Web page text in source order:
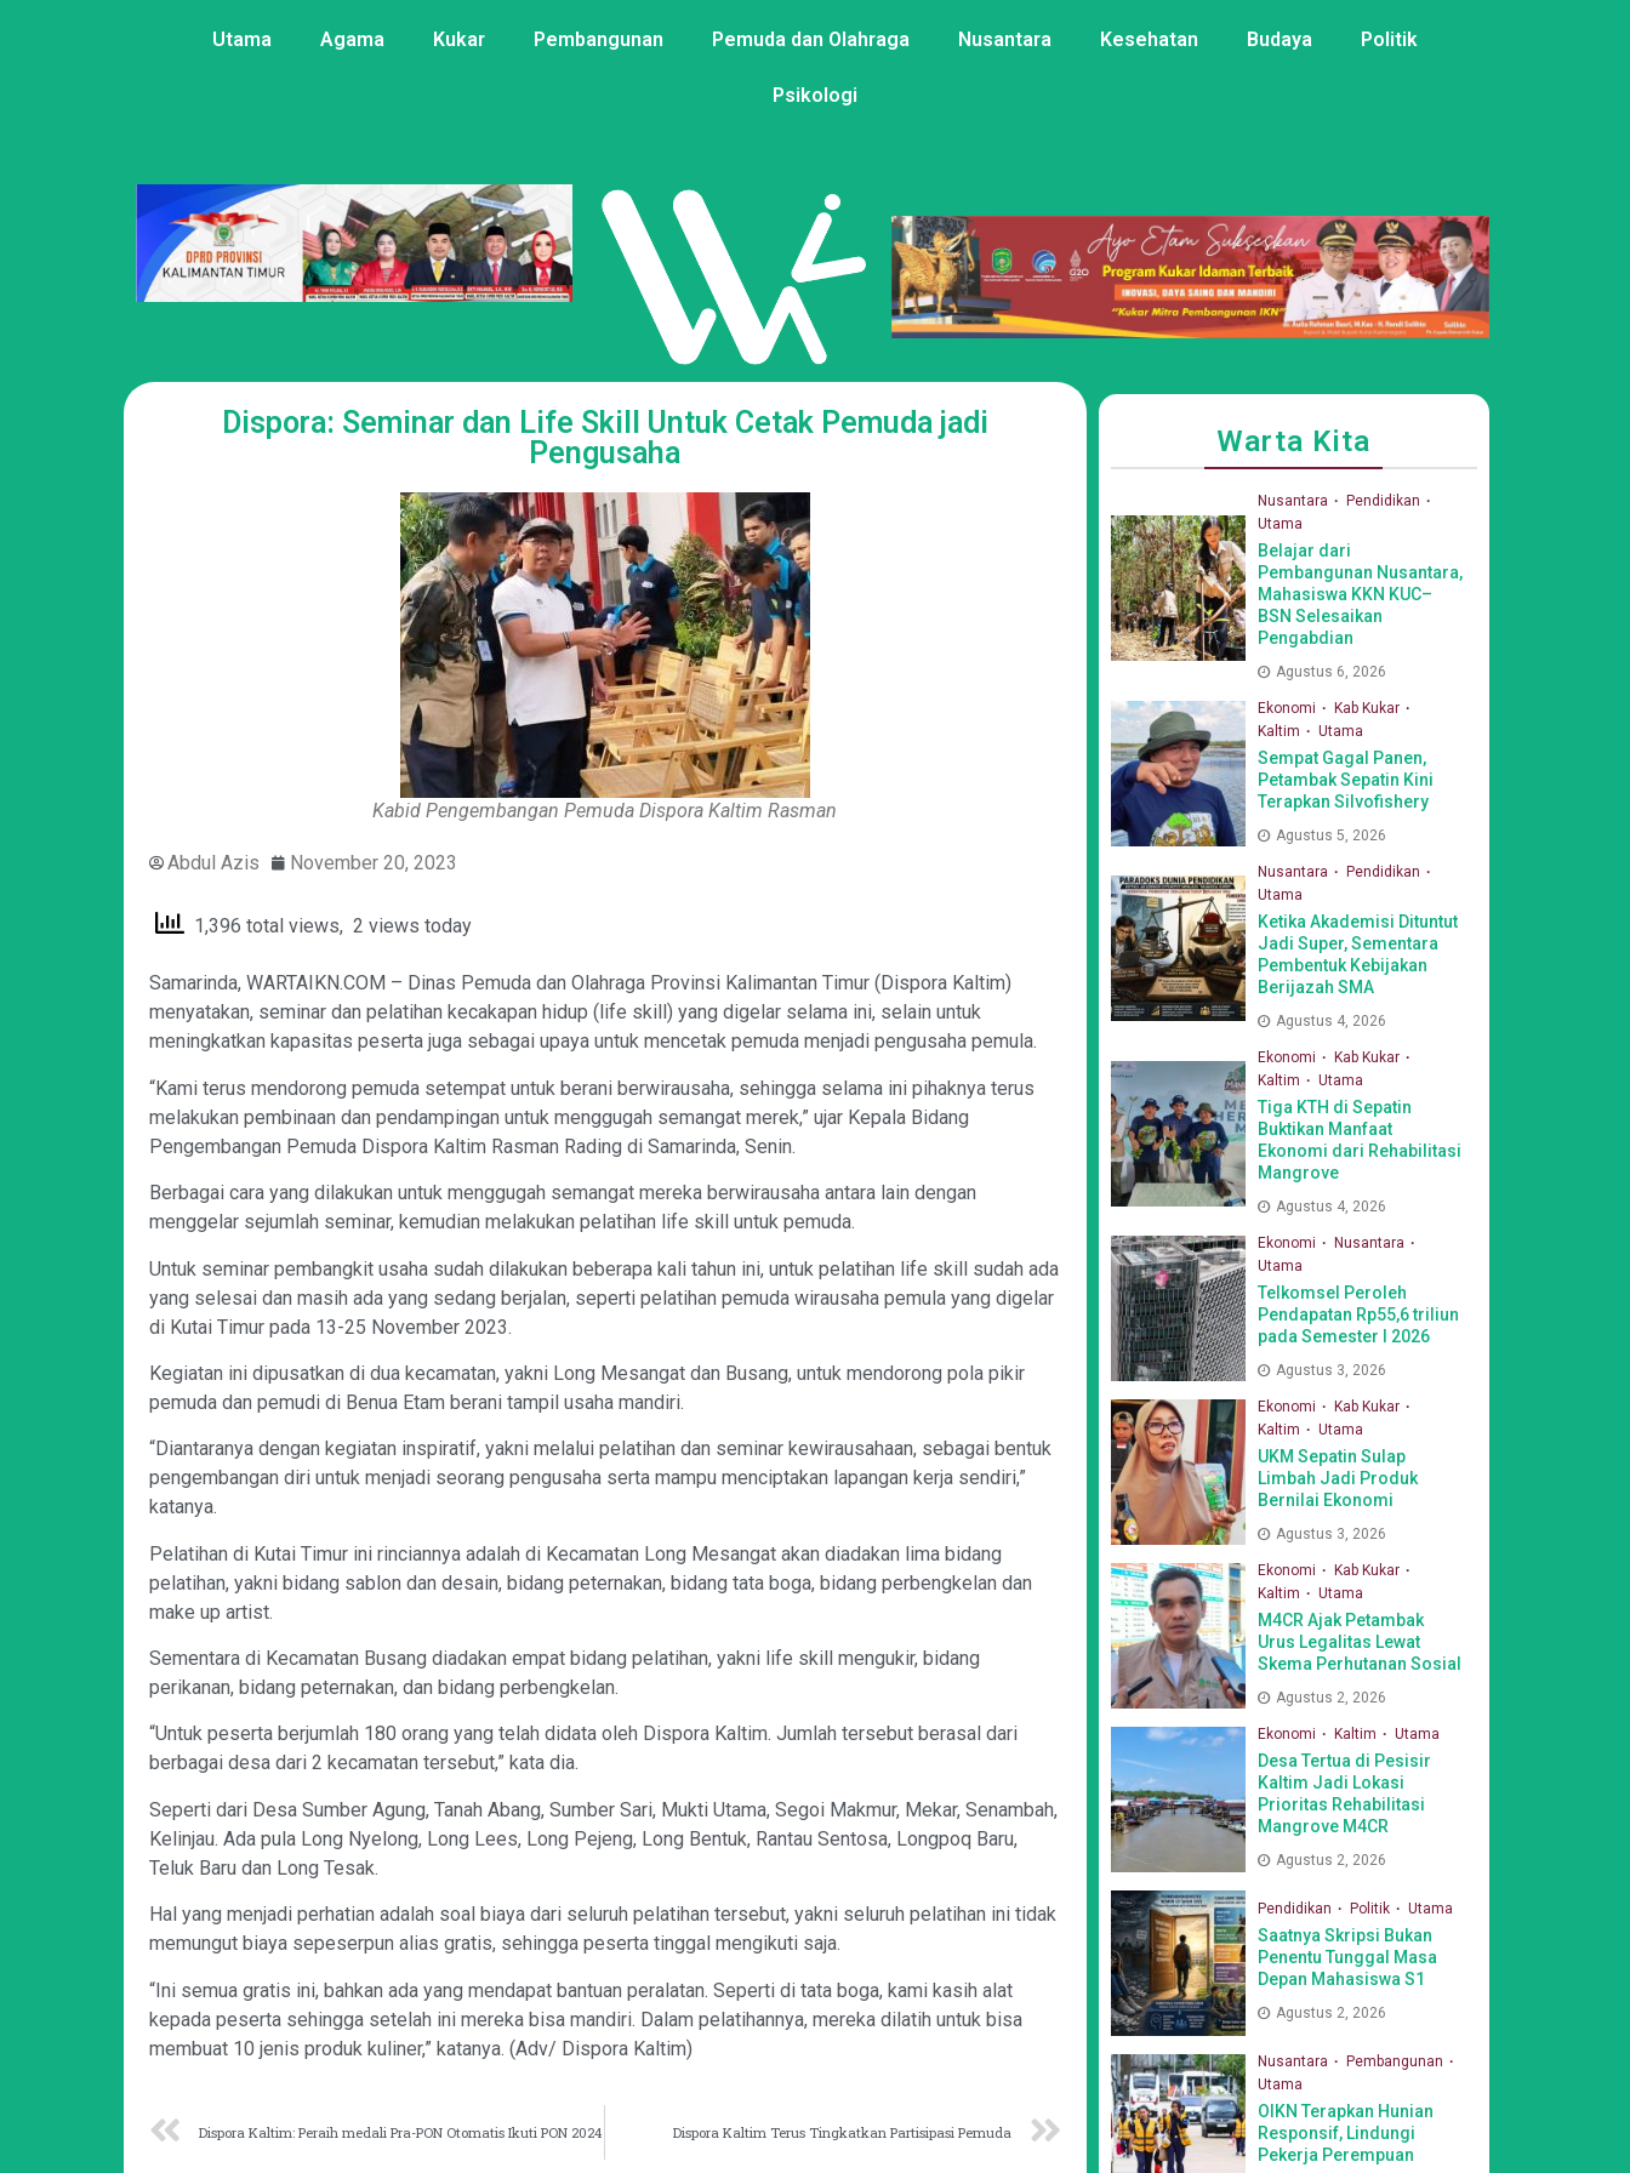
Utama Agama Kukar Pembangunan Pemuda dan Olahraga Nusantara Kesehatan Budaya Politik
Psikologi
Dispora: Seminar dan Life Skill Untuk Cetak Pemuda jadi
Pengusaha
Kabid Pengembangan Pemuda Dispora Kaltim Rasman
Abdul Azis November 20, 2023
1,396 total views, 2 views today
Samarinda, WARTAIKN.COM – Dinas Pemuda dan Olahraga Provinsi Kalimantan Timur ( Dispora Kaltim)
menyatakan, seminar dan pelatihan kecakapan hidup (life skill) yang digelar selama ini, selain untuk
meningkatkan kapasitas peserta juga sebagai upaya untuk mencetak pemuda menjadi pengusaha pemula.
“Kami terus mendorong pemuda setempat untuk berani berwirausaha, sehingga selama ini pihaknya terus
melakukan pembinaan dan pendampingan untuk menggugah semangat merek,” ujar Kepala Bidang
Pengembangan Pemuda Dispora Kaltim Rasman Rading di Samarinda, Senin.
Berbagai cara yang dilakukan untuk menggugah semangat mereka berwirausaha antara lain dengan
menggelar sejumlah seminar, kemudian melakukan pelatihan life skill untuk pemuda.
Untuk seminar pembangkit usaha sudah dilakukan beberapa kali tahun ini, untuk pelatihan life skill sudah ada
yang selesai dan masih ada yang sedang berjalan, seperti pelatihan pemuda wirausaha pemula yang digelar
di Kutai Timur pada 13-25 November 2023.
Kegiatan ini dipusatkan di dua kecamatan, yakni Long Mesangat dan Busang, untuk mendorong pola pikir
pemuda dan pemudi di Benua Etam berani tampil usaha mandiri.
“Diantaranya dengan kegiatan inspiratif, yakni melalui pelatihan dan seminar kewirausahaan, sebagai bentuk
pengembangan diri untuk menjadi seorang pengusaha serta mampu menciptakan lapangan kerja sendiri,”
katanya.
Pelatihan di Kutai Timur ini rinciannya adalah di Kecamatan Long Mesangat akan diadakan lima bidang
pelatihan, yakni bidang sablon dan desain, bidang peternakan, bidang tata boga, bidang perbengkelan dan
make up artist.
Sementara di Kecamatan Busang diadakan empat bidang pelatihan, yakni life skill mengukir, bidang
perikanan, bidang peternakan, dan bidang perbengkelan.
“Untuk peserta berjumlah 180 orang yang telah didata oleh Dispora Kaltim. Jumlah tersebut berasal dari
berbagai desa dari 2 kecamatan tersebut,” kata dia.
Seperti dari Desa Sumber Agung, Tanah Abang, Sumber Sari, Mukti Utama, Segoi Makmur, Mekar, Senambah,
Kelinjau. Ada pula Long Nyelong, Long Lees, Long Pejeng, Long Bentuk, Rantau Sentosa, Longpoq Baru,
Teluk Baru dan Long Tesak.
Hal yang menjadi perhatian adalah soal biaya dari seluruh pelatihan tersebut, yakni seluruh pelatihan ini tidak
memungut biaya sepeserpun alias gratis, sehingga peserta tinggal mengikuti saja.
“Ini semua gratis ini, bahkan ada yang mendapat bantuan peralatan. Seperti di tata boga, kami kasih alat
kepada peserta sehingga setelah ini mereka bisa mandiri. Dalam pelatihannya, mereka dilatih untuk bisa
membuat 10 jenis produk kuliner,” katanya. (Adv/ Dispora Kaltim)
Dispora Kaltim: Peraih medali Pra-PON Otomatis Ikuti PON 2024 Dispora Kaltim Terus Tingkatkan Partisipasi Pemuda
Warta Kita
Nusantara
Pendidikan
Utama
Belajar dari
Pembangunan Nusantara,
Mahasiswa KKN KUC–
BSN Selesaikan
Pengabdian
Agustus 6, 2026
Ekonomi
Kab Kukar
Kaltim
Utama
Sempat Gagal Panen,
Petambak Sepatin Kini
Terapkan Silvofishery
Agustus 5, 2026
Nusantara
Pendidikan
Utama
Ketika Akademisi Dituntut
Jadi Super, Sementara
Pembentuk Kebijakan
Berijazah SMA
Agustus 4, 2026
Ekonomi
Kab Kukar
Kaltim
Utama
Tiga KTH di Sepatin
Buktikan Manfaat
Ekonomi dari Rehabilitasi
Mangrove
Agustus 4, 2026
Ekonomi
Nusantara
Utama
Telkomsel Peroleh
Pendapatan Rp55,6 triliun
pada Semester I 2026
Agustus 3, 2026
Ekonomi
Kab Kukar
Kaltim
Utama
UKM Sepatin Sulap
Limbah Jadi Produk
Bernilai Ekonomi
Agustus 3, 2026
Ekonomi
Kab Kukar
Kaltim
Utama
M4CR Ajak Petambak
Urus Legalitas Lewat
Skema Perhutanan Sosial
Agustus 2, 2026
Ekonomi Kaltim Utama
Desa Tertua di Pesisir
Kaltim Jadi Lokasi
Prioritas Rehabilitasi
Mangrove M4CR
Agustus 2, 2026
Pendidikan Politik Utama
Saatnya Skripsi Bukan
Penentu Tunggal Masa
Depan Mahasiswa S1
Agustus 2, 2026
Nusantara
Pembangunan
Utama
OIKN Terapkan Hunian
Responsif, Lindungi
Pekerja Perempuan